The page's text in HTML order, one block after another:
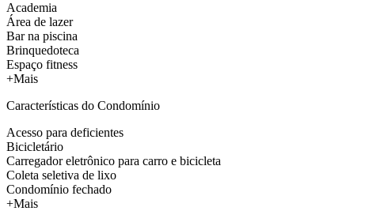
Academia
Área de lazer
Bar na piscina
Brinquedoteca
Espaço fitness
+Mais
Características do Condomínio
Acesso para deficientes
Bicicletário
Carregador eletrônico para carro e bicicleta
Coleta seletiva de lixo
Condomínio fechado
+Mais